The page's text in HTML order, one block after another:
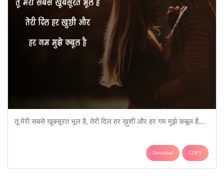
तू मेरी सबसे खूबसूरत भूल है, तेरी दिल हर ख़ुशी और हर गम मुझे कबूल है...
Download COPY